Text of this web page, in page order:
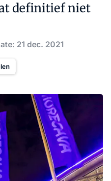
definitief niet
21 dec. 2021